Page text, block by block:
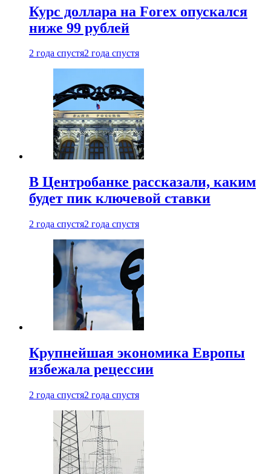
Курс доллара на Forex опускался
ниже 99 рублей
2 года спустя2 года спустя
В Центробанке рассказали, каким
будет пик ключевой ставки
2 года спустя2 года спустя
Крупнейшая экономика Европы
избежала рецессии
2 года спустя2 года спустя